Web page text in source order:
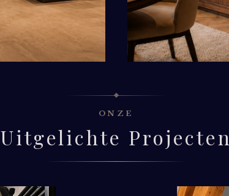
ONZE
Uitgelichte Projecten